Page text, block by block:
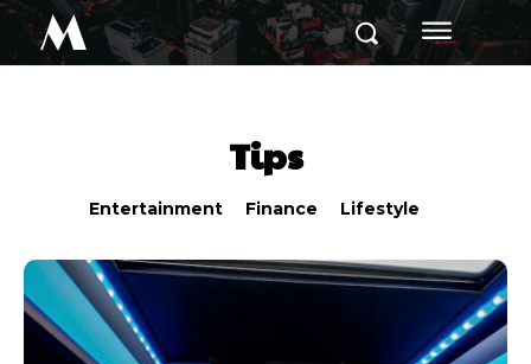
M
Tips
Entertainment Finance Lifestyle